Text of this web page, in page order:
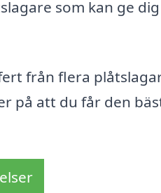
som kan ge
från flera
på att du får den